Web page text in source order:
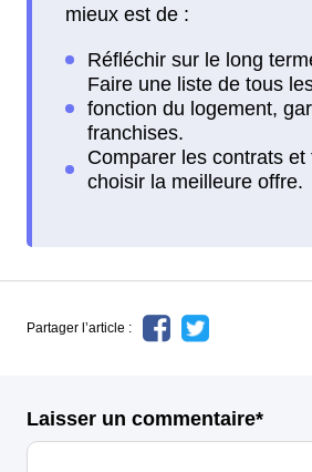
mieux est de :
Partager l’article :
Laisser un commentaire*